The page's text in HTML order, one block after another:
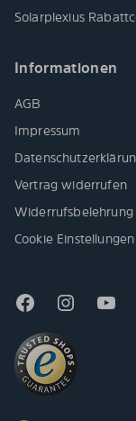
Solarplexius
Informationen
AGB
Impressum
Vertrag widerrufen
Widerrufsbelehrung
Cookie Einstellungen